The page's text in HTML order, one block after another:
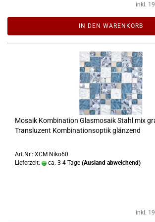
inkl.
IN DEN WARENKORB
Mosaik Kombination Glasmosaik Stahl mix
Transluzent Kombinationsoptik glänzend
Art.Nr.: XCM Niko60
Lieferzeit:
ca. 3-4 Tage (Ausland abweichend)
inkl.